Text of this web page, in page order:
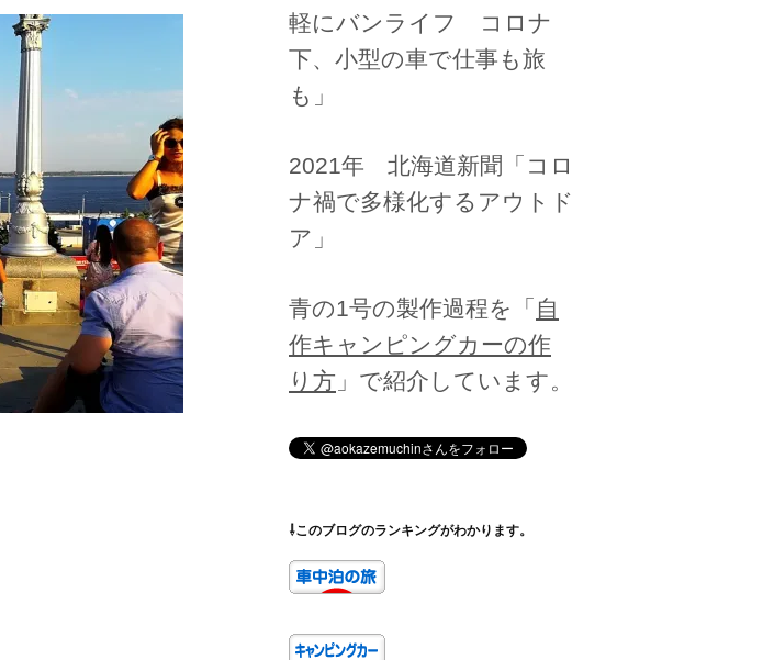
軽にバンライフ コロナ
下、小型の車で仕事も旅
も」
2021年 北海道新聞「コロ
ナ禍で多様化するアウトド
ア」
青の1号の製作過程を「 自
作キャンピングカーの作
り方 」で紹介しています。
⇩このブログのランキングがわかります。